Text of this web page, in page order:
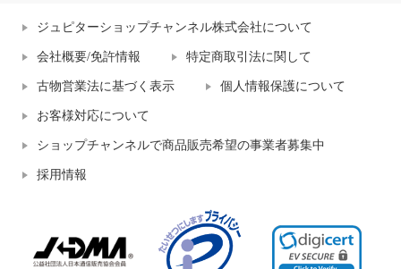
ジュピターショップチャンネル株式会社について
会社概要/免許情報 特定商取引法に関して
古物営業法に基づく表示 個人情報保護について
お客様対応について
ショップチャンネルで商品販売希望の事業者募集中
採用情報